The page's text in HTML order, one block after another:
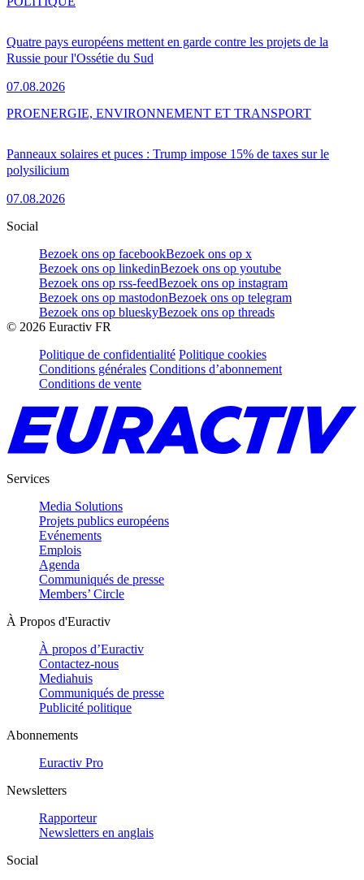
Quatre pays européens mettent en garde contre les projets de la
Russie pour l'Ossétie du Sud
07.08.2026
Panneaux solaires et puces : Trump impose 15% de taxes sur le
polysilicium
07.08.2026
PROENERGIE, ENVIRONNEMENT ET TRANSPORT
Social
Bezoek ons op facebookBezoek ons op x
Bezoek ons op linkedinBezoek ons op youtube
Bezoek ons op rss-feedBezoek ons op instagram
Bezoek ons op mastodonBezoek ons op telegram
Bezoek ons op blueskyBezoek ons op threads
© 2026 Euractiv FR
Politique de confidentialité Politique cookies
Conditions générales Conditions d’abonnement
Conditions de vente
Services
Media Solutions
Projets publics européens
Evénements
Emplois
Agenda
Communiqués de presse
Members’ Circle
À Propos d'Euractiv
À propos d’Euractiv
Contactez-nous
Mediahuis
Communiqués de presse
Publicité politique
Abonnements
Euractiv Pro
Newsletters
Rapporteur
Newsletters en anglais
Social